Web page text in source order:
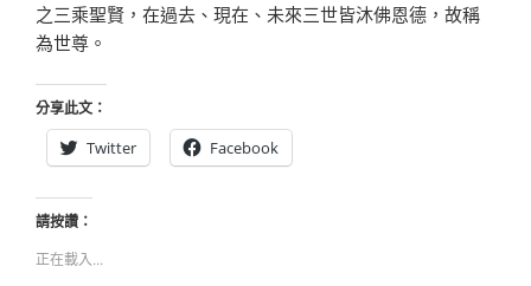
之三乘聖賢，在過去、現在、未來三世皆沐佛恩德，故稱
為世尊。
分享此文：
Twitter
Facebook
請按讚：
正在載入...